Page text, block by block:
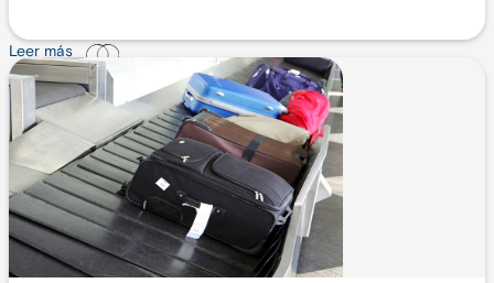
Leer más